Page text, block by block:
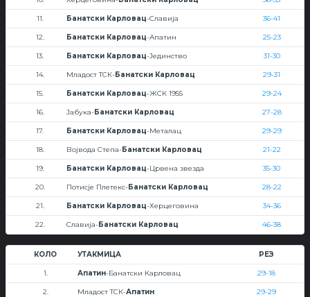
11. Банатски Карловац-Славија 36-41
12. Банатски Карловац-Апатин 25-23
13. Банатски Карловац-Јединство 31-30
14. Младост ТСК-Банатски Карловац 29-31
15. Банатски Карловац-ЖСК 1955 29-24
16. Јабука-Банатски Карловац 27-28
17. Банатски Карловац-Металац 29-29
18. Војвода Степа-Банатски Карловац 21-22
19. Банатски Карловац-Црвена звезда 35-30
20. Потисје Плетекс-Банатски Карловац 28-22
21. Банатски Карловац-Херцеговина 34-36
22. Славија-Банатски Карловац 46-38
КОЛО УТАКМИЦА РЕЗ
1. Апатин-Банатски Карловац 29-18
2. Младост ТСК-Апатин 29-29